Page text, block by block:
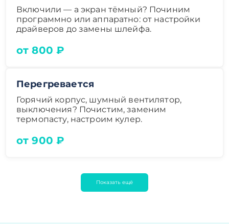
Включили — а экран тёмный? Починим
программно или аппаратно: от настройки
драйверов до замены шлейфа.
от 800 ₽
Перегревается
Горячий корпус, шумный вентилятор,
выключения? Почистим, заменим
термопасту, настроим кулер.
от 900 ₽
Показать ещё